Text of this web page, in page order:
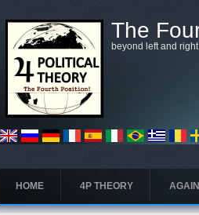
The
beyond left and
HOME 4P THEORY